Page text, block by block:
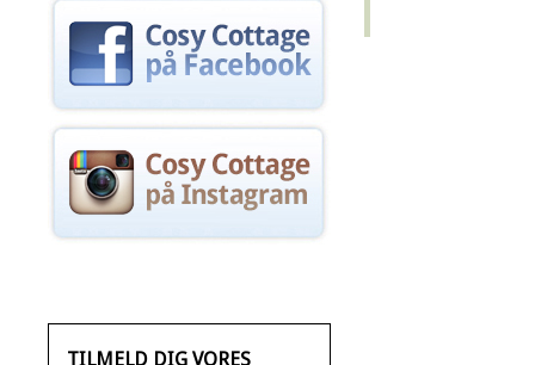
TILMELD DIG VORES